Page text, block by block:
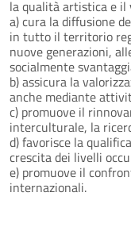
la qualità artistica e il
a) cura la diffusione
in tutto il territorio
nuove generazioni,
socialmente
b) assicura la
anche mediante
c) promuove il
interculturale, la
d) favorisce la
crescita dei livelli
e) promuove il
internazionali.